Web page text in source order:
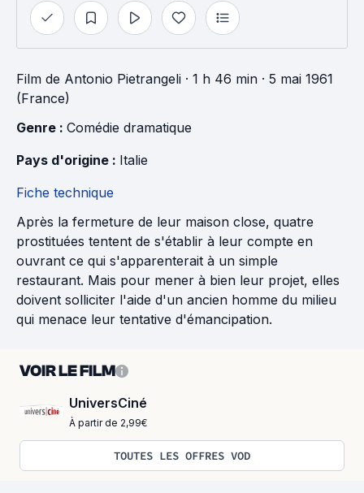
Film de Antonio Pietrangeli · 1 h 46 min · 5 mai 1961
(France)
Genre : Comédie dramatique
Pays d'origine : Italie
Fiche technique
Après la fermeture de leur maison close, quatre
prostituées tentent de s'établir à leur compte en
ouvrant ce qui s'apparenterait à un simple
restaurant. Mais pour mener à bien leur projet, elles
doivent solliciter l'aide d'un ancien homme du milieu
qui menace leur tentative d'émancipation.
VOIR LE FILM
UniversCiné
À partir de 2,99€
TOUTES LES OFFRES VOD